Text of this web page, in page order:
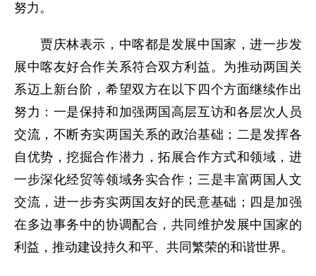
努力。
贾庆林表示，中喀都是发展中国家，进一步发
展中喀友好合作关系符合双方利益。为推动两国关
系迈上新台阶，希望双方在以下四个方面继续作出
努力：一是保持和加强两国高层互访和各层次人员
交流，不断夯实两国关系的政治基础；二是发挥各
自优势，挖掘合作潜力，拓展合作方式和领域，进
一步深化经贸等领域务实合作；三是丰富两国人文
交流，进一步夯实两国友好的民意基础；四是加强
在多边事务中的协调配合，共同维护发展中国家的
利益，推动建设持久和平、共同繁荣的和谐世界。